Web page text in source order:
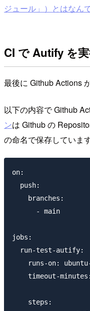
ジュール」）とはなん
CI で Autify を
最後に Github Actions
以下の内容で Github
ンは Github の
の命名で保存しています
on:
  push:
    branches:
      - main
jobs:
  run-test-autify:
runs-on:
timeout-
    steps: